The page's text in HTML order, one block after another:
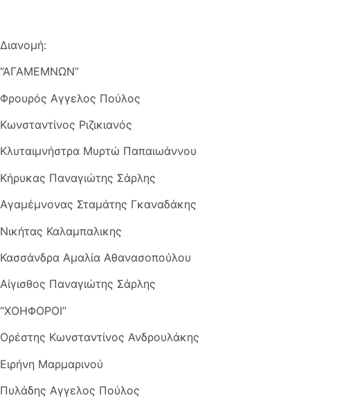
Διανομή:
“ΑΓΑΜΕΜΝΩΝ”
Φρουρός Αγγελος Πούλος
Κωνσταντίνος Ριζικιανός
Κλυταιμνήστρα Μυρτώ Παπαιωάννου
Κήρυκας Παναγιώτης Σάρλης
Αγαμέμνονας Σταμάτης Γκαναδάκης
Νικήτας Καλαμπαλικης
Κασσάνδρα Αμαλία Αθανασοπούλου
Αίγισθος Παναγιώτης Σάρλης
“ΧΟΗΦΟΡΟΙ”
Ορέστης Κωνσταντίνος Ανδρουλάκης
Ειρήνη Μαρμαρινού
Πυλάδης Αγγελος Πούλος